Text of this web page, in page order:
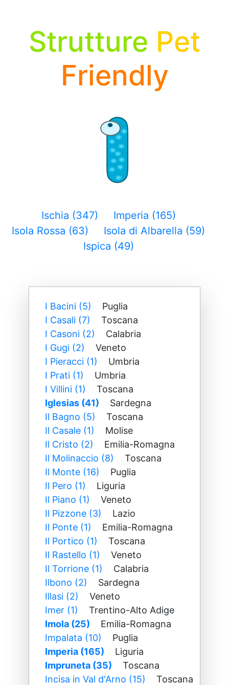
Strutture Pet
Friendly
Ischia (347)
Imperia (165)
Isola Rossa (63)
Isola di Albarella (59)
Ispica (49)
I Bacini (5)
Puglia
I Casali (7)
Toscana
I Casoni (2)
Calabria
I Gugi (2)
Veneto
I Pieracci (1)
Umbria
I Prati (1)
Umbria
I Villini (1)
Toscana
Iglesias (41)
Sardegna
Il Bagno (5)
Toscana
Il Casale (1)
Molise
Il Cristo (2)
Emilia-Romagna
Il Molinaccio (8)
Toscana
Il Monte (16)
Puglia
Il Pero (1)
Liguria
Il Piano (1)
Veneto
Il Pizzone (3)
Lazio
Il Ponte (1)
Emilia-Romagna
Il Portico (1)
Toscana
Il Rastello (1)
Veneto
Il Torrione (1)
Calabria
Ilbono (2)
Sardegna
Illasi (2)
Veneto
Imer (1)
Trentino-Alto Adige
Imola (25)
Emilia-Romagna
Impalata (10)
Puglia
Imperia (165)
Liguria
Impruneta (35)
Toscana
Incisa in Val d'Arno (15)
Toscana